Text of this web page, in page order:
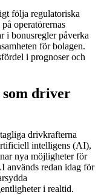
följa regulatoriska
operatörernas
i bonusregler påverka
för bolagen.
i prognoser och
som driver
drivkrafterna
intelligens (AI),
nya möjligheter för
används redan idag för
i realtid.